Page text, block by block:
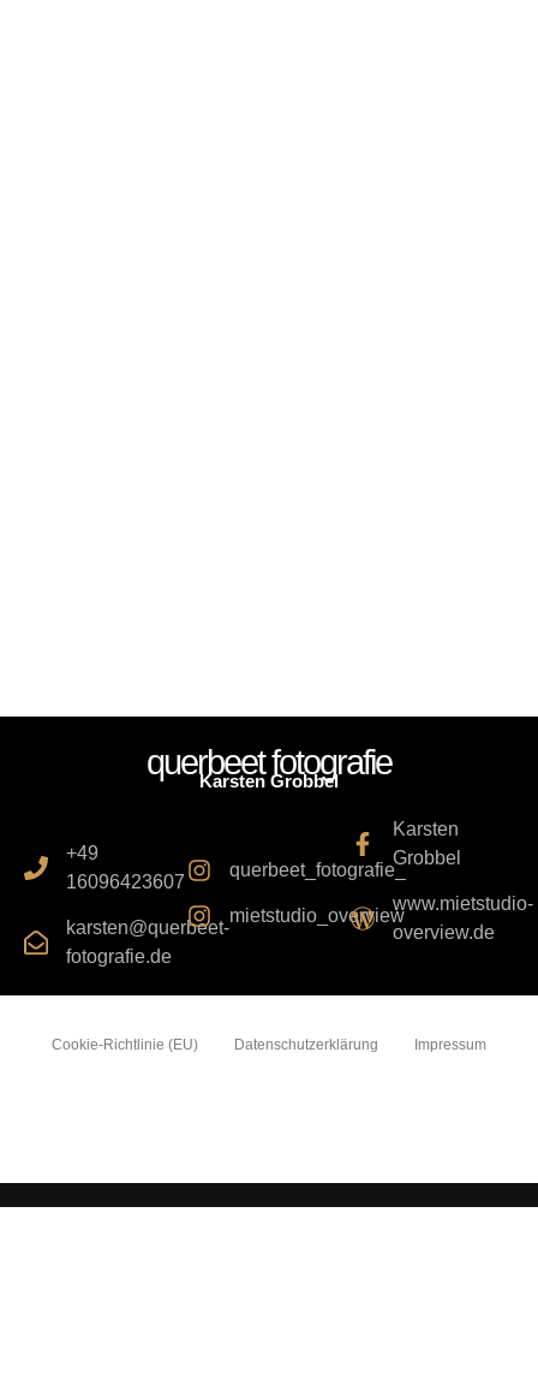
querbeet fotografie
Karsten Grobbel
+49
16096423607
karsten@querbeet-
fotografie.de
querbeet_fotografie_
mietstudio_overview
Karsten
Grobbel
www.mietstudio-
overview.de
Cookie-Richtlinie (EU) Datenschutzerklärung Impressum